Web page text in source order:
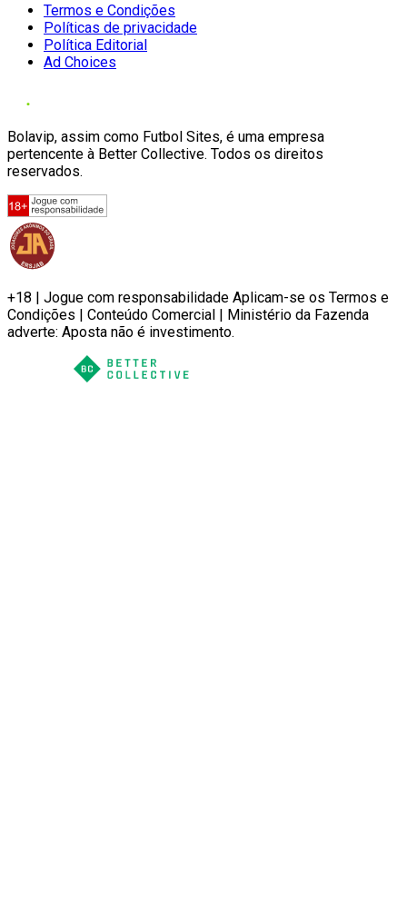
Termos e Condições
Políticas de privacidade
Política Editorial
Ad Choices
Bolavip, assim como Futbol Sites, é uma empresa
pertencente à Better Collective. Todos os direitos
reservados.
+18 | Jogue com responsabilidade Aplicam-se os Termos e
Condições | Conteúdo Comercial | Ministério da Fazenda
adverte: Aposta não é investimento.